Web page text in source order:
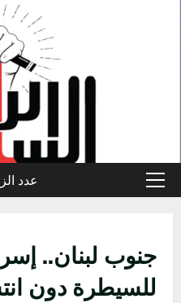
القائمة
عدد
جنوب لبنان..
للسيطرة دون